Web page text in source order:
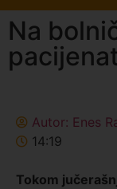
Na
Autor: Enes
14:19
Tokom